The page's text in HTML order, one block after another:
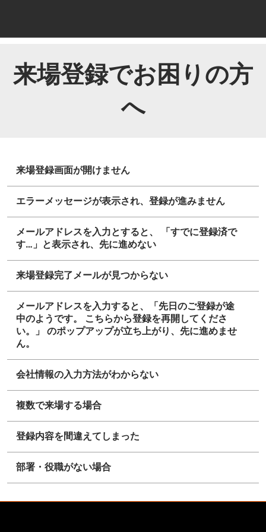
ッ
て来場登録でお困りの方
へ
来場登録画面が開けません
エラーメッセージが表示され、登録が進みません
メールアドレスを入力とすると、 「すでに登録済で
す…」と表示され、先に進めない
来場登録完了メールが見つからない
メールアドレスを入力すると、「先日のご登録が途
中のようです。 こちらから登録を再開してくださ
い。」 のポップアップが立ち上がり、先に進めませ
ん。
会社情報の入力方法がわからない
複数で来場する場合
登録内容を間違えてしまった
部署・役職がない場合